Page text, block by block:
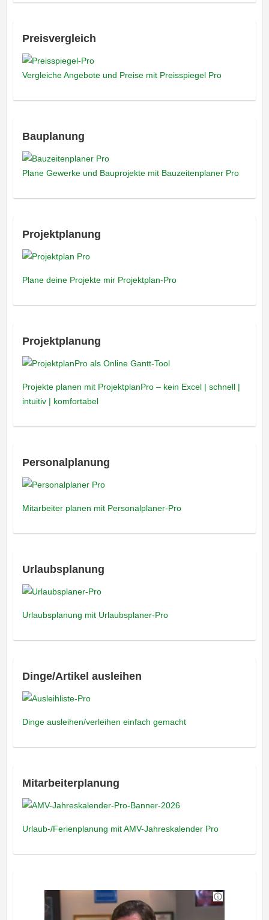
Preisvergleich
Vergleiche Angebote und Preise mit Preisspiegel Pro
Bauplanung
Plane Gewerke und Bauprojekte mit Bauzeitenplaner Pro
Projektplanung
Plane deine Projekte mir Projektplan-Pro
Projektplanung
Projekte planen mit ProjektplanPro – kein Excel | schnell |
intuitiv | komfortabel
Personalplanung
Mitarbeiter planen mit Personalplaner-Pro
Urlaubsplanung
Urlaubsplanung mit Urlaubsplaner-Pro
Dinge/Artikel ausleihen
Dinge ausleihen/verleihen einfach gemacht
Mitarbeiterplanung
Urlaub-/Ferienplanung mit AMV-Jahreskalender Pro